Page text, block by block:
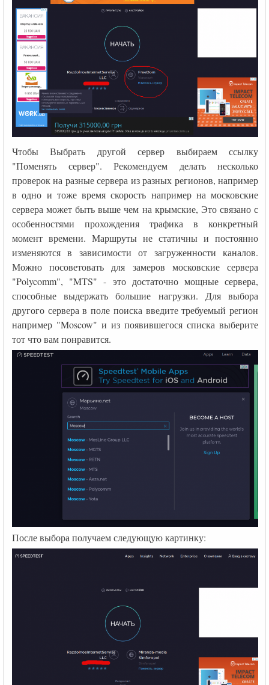
Чтобы Выбрать другой сервер выбираем ссылку
"Поменять сервер". Рекомендуем делать несколько
проверок на разные сервера из разных регионов, например
в одно и тоже время скорость например на московские
сервера может быть выше чем на крымские, Это связано с
особенностями прохождения трафика в конкретный
момент времени. Маршруты не статичны и постоянно
изменяются в зависимости от загруженности каналов.
Можно посоветовать для замеров московские сервера
"Polycomm", "MTS" - это достаточно мощные сервера,
способные выдержать большие нагрузки. Для выбора
другого сервера в поле поиска введите требуемый регион
например "Moscow" и из появившегося списка выберите
тот что вам понравится.
После выбора получаем следующую картинку: